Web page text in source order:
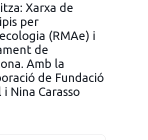
Xarxa de
per
(RMAe) i
de
Amb la
de Fundació
i Nina Carasso